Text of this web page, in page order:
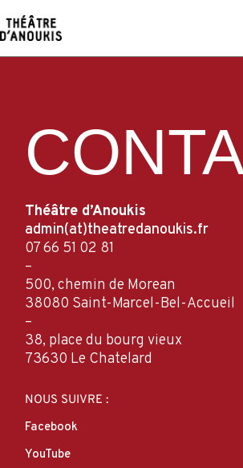
au
contenu
Théâtre d’Anoukis
admin(at)theatredanoukis.fr
07 66 51 02 81
–
500, chemin de Morean
38080 Saint-Marcel-Bel-Accueil
–
38, place du bourg vieux
73630 Le Chatelard
NOUS SUIVRE :
Facebook
YouTube